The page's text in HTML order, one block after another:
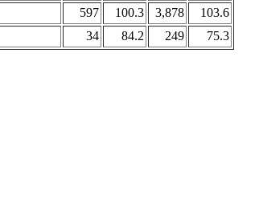
597 100.3 3,878
103.6
34 84.2 249 75.3